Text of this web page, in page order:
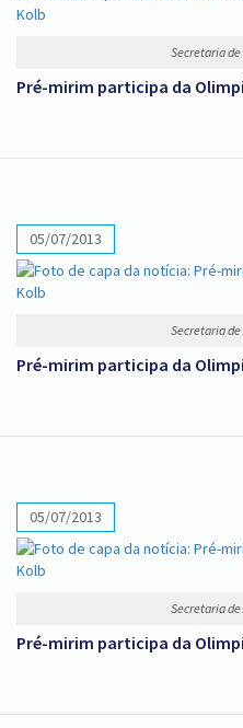
Secretaria
Pré-mirim participa da
05/07/2013
Secretaria
Pré-mirim participa da
05/07/2013
Secretaria
Pré-mirim participa da